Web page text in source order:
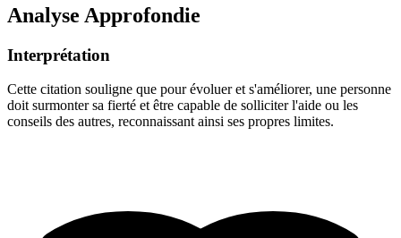
Analyse Approfondie
Interprétation
Cette citation souligne que pour évoluer et s'améliorer, une personne
doit surmonter sa fierté et être capable de solliciter l'aide ou les
conseils des autres, reconnaissant ainsi ses propres limites.